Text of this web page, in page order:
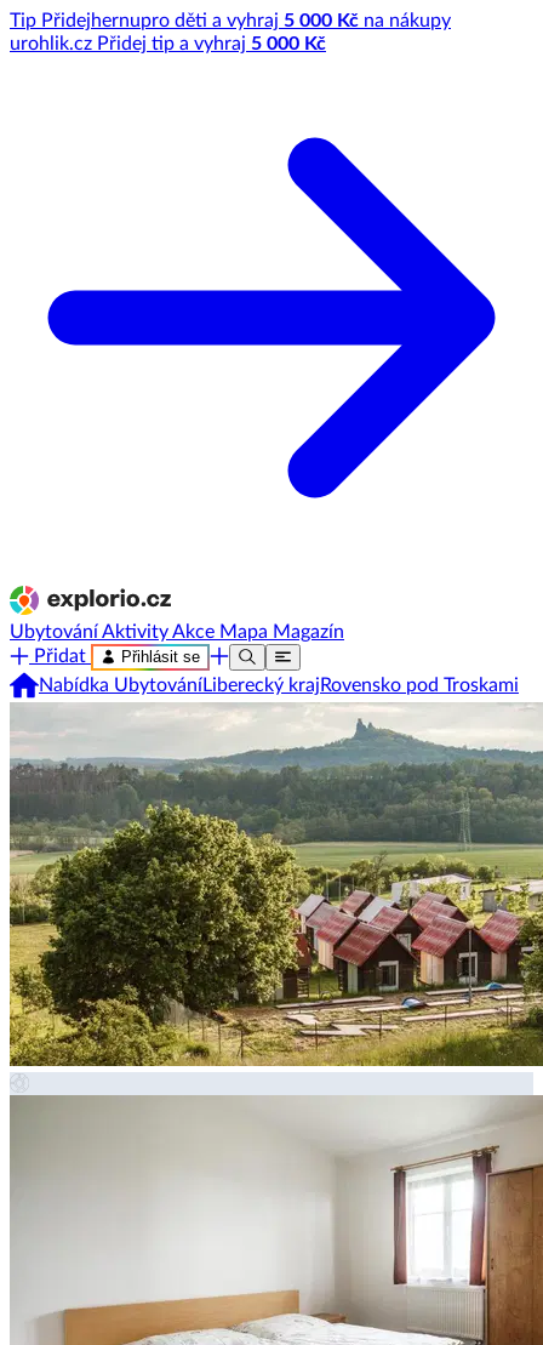
Tip Přidejhernupro děti a vyhraj 5 000 Kč na nákupy
urohlik.cz Přidej tip a vyhraj 5 000 Kč
UbytováníAktivityAkce Mapa Magazín
Přidat
Přihlásit se
Nabídka UbytováníLiberecký kraj Rovensko pod Troskami